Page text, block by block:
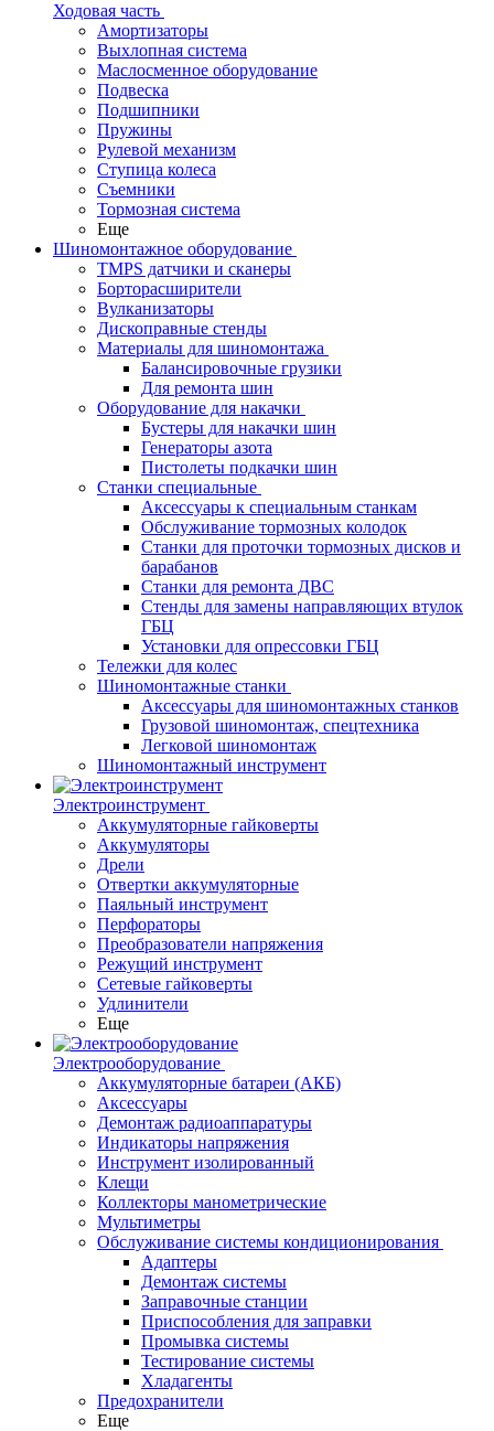
Ходовая часть
Амортизаторы
Выхлопная система
Маслосменное оборудование
Подвеска
Подшипники
Пружины
Рулевой механизм
Ступица колеса
Съемники
Тормозная система
Еще
Шиномонтажное оборудование
TMPS датчики и сканеры
Борторасширители
Вулканизаторы
Дископравные стенды
Материалы для шиномонтажа
Балансировочные грузики
Для ремонта шин
Оборудование для накачки
Бустеры для накачки шин
Генераторы азота
Пистолеты подкачки шин
Станки специальные
Аксессуары к специальным станкам
Обслуживание тормозных колодок
Станки для проточки тормозных дисков и
барабанов
Станки для ремонта ДВС
Стенды для замены направляющих втулок
ГБЦ
Установки для опрессовки ГБЦ
Тележки для колес
Шиномонтажные станки
Аксессуары для шиномонтажных станков
Грузовой шиномонтаж, спецтехника
Легковой шиномонтаж
Шиномонтажный инструмент
Электроинструмент
Аккумуляторные гайковерты
Аккумуляторы
Дрели
Отвертки аккумуляторные
Паяльный инструмент
Перфораторы
Преобразователи напряжения
Режущий инструмент
Сетевые гайковерты
Удлинители
Еще
Электрооборудование
Аккумуляторные батареи (АКБ)
Аксессуары
Демонтаж радиоаппаратуры
Индикаторы напряжения
Инструмент изолированный
Клещи
Коллекторы манометрические
Мультиметры
Обслуживание системы кондиционирования
Адаптеры
Демонтаж системы
Заправочные станции
Приспособления для заправки
Промывка системы
Тестирование системы
Хладагенты
Предохранители
Еще